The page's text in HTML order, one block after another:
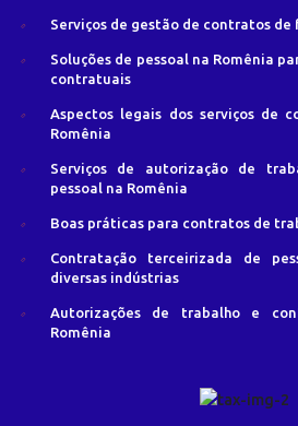
Serviços de gestão de contratos de
Soluções de pessoal na Romênia
contratuais
Aspectos legais dos serviços de
Romênia
Serviços de autorização de
pessoal na Romênia
Boas práticas para contratos de
Contratação terceirizada de
diversas indústrias
Autorizações de trabalho e
Romênia